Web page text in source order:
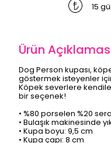
15
Ürün
Dog Person kupası,
göstermek isteyenler
Köpek severlere
bir seçenek!
• %80 porselen %20
• Bulaşık makinesinde
• Kupa boyu: 9,5 cm
• Kupa çapı: 8 cm